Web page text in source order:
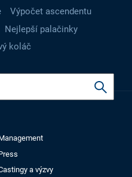
Výpočet ascendentu
Nejlepší palačinky
koláč
a výzvy